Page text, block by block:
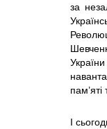
за
пам’яті
І